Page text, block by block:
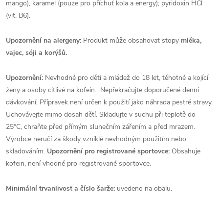
mango), karamel (pouze pro příchuť kola a energy); pyridoxin HCl
(vit. B6).
Upozornění na alergeny: Produkt může obsahovat stopy mléka,
vajec, sóji a korýšů.
Upozornění: Nevhodné pro děti a mládež do 18 let, těhotné a kojící
ženy a osoby citlivé na kofein. Nepřekračujte doporučené denní
dávkování. Přípravek není určen k použití jako náhrada pestré stravy.
Uchovávejte mimo dosah dětí. Skladujte v suchu při teplotě do
25°C, chraňte před přímým slunečním zářením a před mrazem.
Výrobce neručí za škody vzniklé nevhodným použitím nebo
skladováním. Upozornění pro registrované sportovce: Obsahuje
kofein, není vhodné pro registrované sportovce.
Minimální trvanlivost a číslo šarže: uvedeno na obalu.